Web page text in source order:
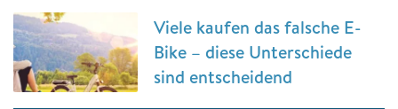
Viele kaufen das falsche E-
Bike – diese Unterschiede
sind entscheidend